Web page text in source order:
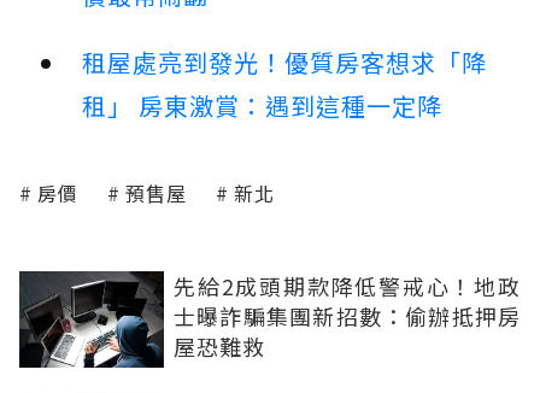
租屋處亮到發光！優質房客想求「降
租」 房東激賞：遇到這種一定降
房價 預售屋 新北
先給2成頭期款降低警戒心！地政
士曝詐騙集團新招數：偷辦抵押房
屋恐難救